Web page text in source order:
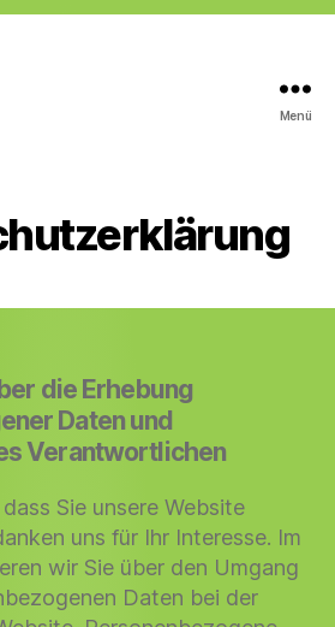
Menü
die Erhebung
Daten und
Verantwortlichen
Sie unsere Website
uns für Ihr Interesse. Im
wir Sie über den Umgang
Daten bei der